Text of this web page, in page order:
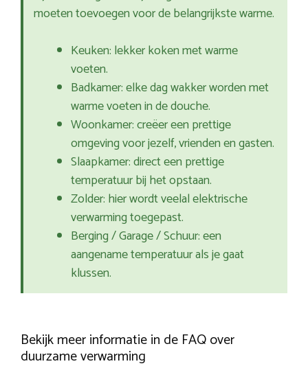
moeten toevoegen voor de belangrijkste warme.
Keuken: lekker koken met warme
voeten.
Badkamer: elke dag wakker worden met
warme voeten in de douche.
Woonkamer: creëer een prettige
omgeving voor jezelf, vrienden en gasten.
Slaapkamer: direct een prettige
temperatuur bij het opstaan.
Zolder: hier wordt veelal elektrische
verwarming toegepast.
Berging / Garage / Schuur: een
aangename temperatuur als je gaat
klussen.
Bekijk meer informatie in de FAQ over
duurzame verwarming